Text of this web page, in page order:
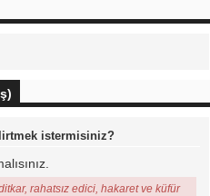
istermisiniz?
rahatsız edici, hakaret ve küfür